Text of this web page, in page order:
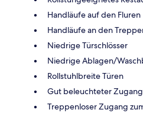
Handläufe auf den Fluren
Handläufe an den
Niedrige Türschlösser
Niedrige Ablagen/
Rollstuhlbreite Türen
Gut beleuchteter
Treppenloser Zugang